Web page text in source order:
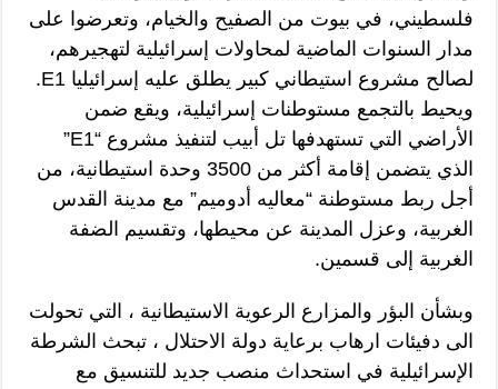
فلسطيني، في بيوت من الصفيح والخيام، وتعرضوا على
مدار السنوات الماضية لمحاولات إسرائيلية لتهجيرهم،
لصالح مشروع استيطاني كبير يطلق عليه إسرائيليا E1.
ويحيط بالتجمع مستوطنات إسرائيلية، ويقع ضمن
الأراضي التي تستهدفها تل أبيب لتنفيذ مشروع “E1”
الذي يتضمن إقامة أكثر من 3500 وحدة استيطانية، من
أجل ربط مستوطنة “معاليه أدوميم” مع مدينة القدس
الغربية، وعزل المدينة عن محيطها، وتقسيم الضفة
الغربية إلى قسمين.
وبشأن البؤر والمزارع الرعوية الاستيطانية ، التي تحولت
الى دفيئات ارهاب برعاية دولة الاحتلال ، تبحث الشرطة
الإسرائيلية في استحداث منصب جديد للتنسيق مع